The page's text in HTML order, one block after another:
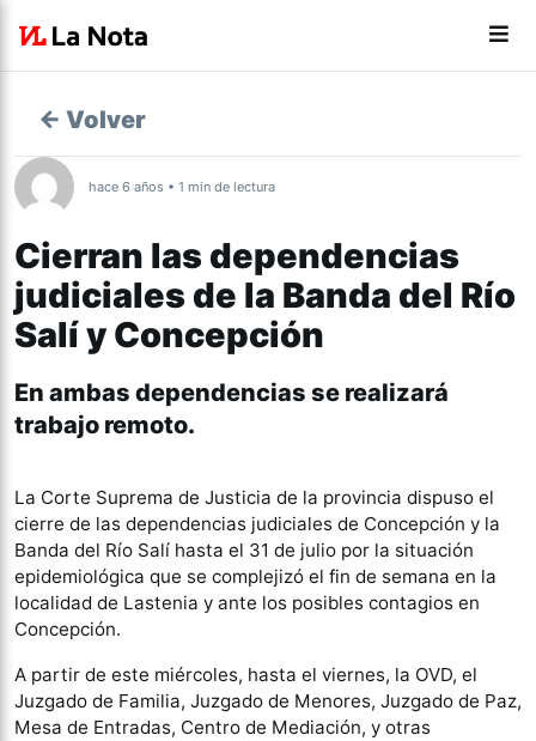
← Volver
hace 6 años • 1 min de lectura
Cierran las dependencias
judiciales de la Banda del Río
Salí y Concepción
En ambas dependencias se realizará
trabajo remoto.
La Corte Suprema de Justicia de la provincia dispuso el
cierre de las dependencias judiciales de Concepción y la
Banda del Río Salí hasta el 31 de julio por la situación
epidemiológica que se complejizó el fin de semana en la
localidad de Lastenia y ante los posibles contagios en
Concepción.
A partir de este miércoles, hasta el viernes, la OVD, el
Juzgado de Familia, Juzgado de Menores, Juzgado de Paz,
Mesa de Entradas, Centro de Mediación, y otras